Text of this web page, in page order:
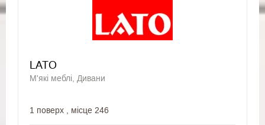
LATO
М'які меблі, Дивани
1 поверх , місце 246